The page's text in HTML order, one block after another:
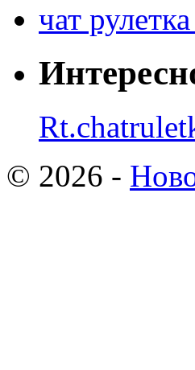
чат
© 2026 -